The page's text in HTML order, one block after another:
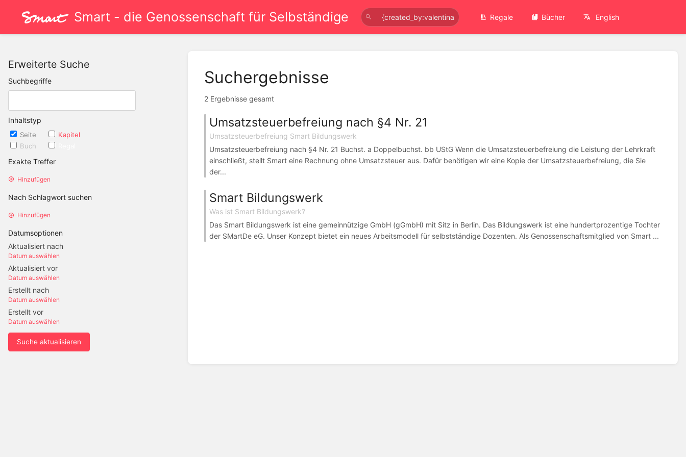
Smart - die Genossenschaft für Selbständige Regale Bücher English
Erweiterte Suche
Suchbegriffe
Inhaltstyp
Seite
Kapitel
Buch
Exakte Treffer
Hinzufügen
Nach Schlagwort suchen
Hinzufügen
Datumsoptionen
Aktualisiert nach
Datum auswählen
Aktualisiert vor
Datum auswählen
Erstellt nach
Datum auswählen
Erstellt vor
Datum auswählen
Suche aktualisieren
Suchergebnisse
2 Ergebnisse gesamt
Umsatzsteuerbefreiung nach §4 Nr. 21
Umsatzsteuerbefreiung Smart Bildungswerk
Umsatzsteuerbefreiung nach §4 Nr. 21 Buchst. a Doppelbuchst. bb UStG Wenn die Umsatzsteuerbefreiung die Leistung der Lehrkraft
einschließt, stellt Smart eine Rechnung ohne Umsatzsteuer aus. Dafür benötigen wir eine Kopie der Umsatzsteuerbefreiung, die Sie
der...
Smart Bildungswerk
Was ist Smart Bildungswerk?
Das Smart Bildungswerk ist eine gemeinnützige GmbH (gGmbH) mit Sitz in Berlin. Das Bildungswerk ist eine hundertprozentige Tochter
der SMartDe eG. Unser Konzept bietet ein neues Arbeitsmodell für selbstständige Dozenten. Als Genossenschaftsmitglied von Smart ...